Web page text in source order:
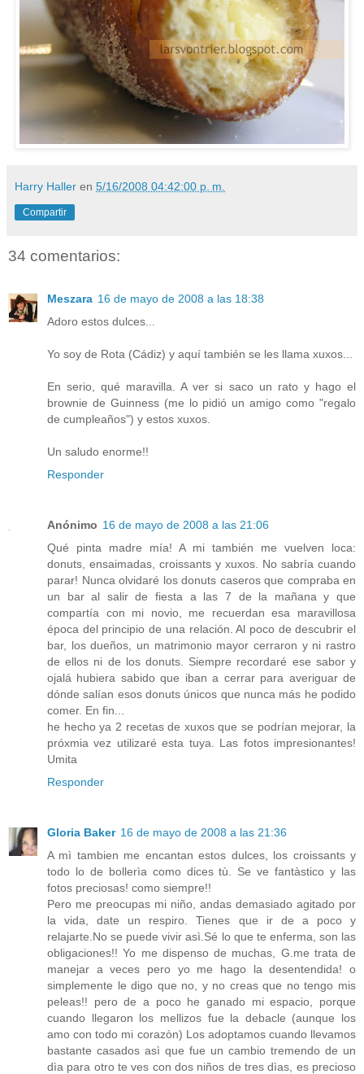
Harry Haller en 5/16/2008 04:42:00 p. m.
Compartir
34 comentarios:
Meszara 16 de mayo de 2008 a las 18:38
Adoro estos dulces...
Yo soy de Rota (Cádiz) y aquí también se les llama xuxos...
En serio, qué maravilla. A ver si saco un rato y hago el
brownie de Guinness (me lo pidió un amigo como "regalo
de cumpleaños") y estos xuxos.
Un saludo enorme!!
Responder
Anónimo 16 de mayo de 2008 a las 21:06
Qué pinta madre mía! A mi también me vuelven loca:
donuts, ensaimadas, croissants y xuxos. No sabría cuando
parar! Nunca olvidaré los donuts caseros que compraba en
un bar al salir de fiesta a las 7 de la mañana y que
compartía con mi novio, me recuerdan esa maravillosa
época del principio de una relación. Al poco de descubrir el
bar, los dueños, un matrimonio mayor cerraron y ni rastro
de ellos ni de los donuts. Siempre recordaré ese sabor y
ojalá hubiera sabido que iban a cerrar para averiguar de
dónde salían esos donuts únicos que nunca más he podido
comer. En fin...
he hecho ya 2 recetas de xuxos que se podrían mejorar, la
próxmia vez utilizaré esta tuya. Las fotos impresionantes!
Umita
Responder
Gloria Baker 16 de mayo de 2008 a las 21:36
A mì tambien me encantan estos dulces, los croissants y
todo lo de bollerìa como dices tù. Se ve fantàstico y las
fotos preciosas! como siempre!!
Pero me preocupas mi niño, andas demasiado agitado por
la vida, date un respiro. Tienes que ir de a poco y
relajarte.No se puede vivir asì.Sé lo que te enferma, son las
obligaciones!! Yo me dispenso de muchas, G.me trata de
manejar a veces pero yo me hago la desentendida! o
simplemente le digo que no, y no creas que no tengo mis
peleas!! pero de a poco he ganado mi espacio, porque
cuando llegaron los mellizos fue la debacle (aunque los
amo con todo mi corazòn) Los adoptamos cuando llevamos
bastante casados asì que fue un cambio tremendo de un
dìa para otro te ves con dos niños de tres dìas, es precioso